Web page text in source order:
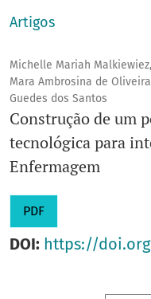
Artigos
Michelle Mariah
Mara Ambrosina de
Guedes dos Santos
Construção de um
tecnológica para
Enfermagem
PDF
DOI: https://